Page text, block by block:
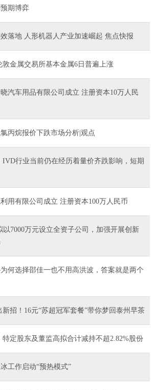
期博弈
效落地 人形机器人产业加速崛起 焦点快报
金属交易所基本金属6日普遍上涨
汽车用品有限公司成立 注册资本10万人民
丙烷报价下跌市场分析|观点
IVD行业当前仍在经历着量价齐跌影响，短期
用有限公司成立 注册资本100万人民币
7000万元设立全资子公司，加强开展创新
何选择邵佳一也不用高洪波，答案就是两个
招！16元“苏超冠军套餐”带你梦回泰州早茶
定股东及董监高拟合计减持不超2.82%股份
工作启动“预热模式”